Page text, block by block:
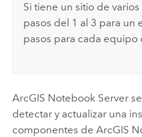
Si tiene un sitio de
pasos del 1 al 3 para un
pasos para cada equipo
ArcGIS Notebook Serverse
detectar y actualizar una
componentes de ArcGIS